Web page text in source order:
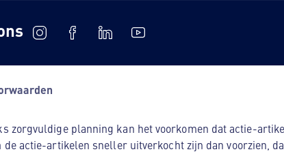
zorgvuldige planning kan het voorkomen dat actie-
de actie-artikelen sneller uitverkocht zijn dan voorzien,